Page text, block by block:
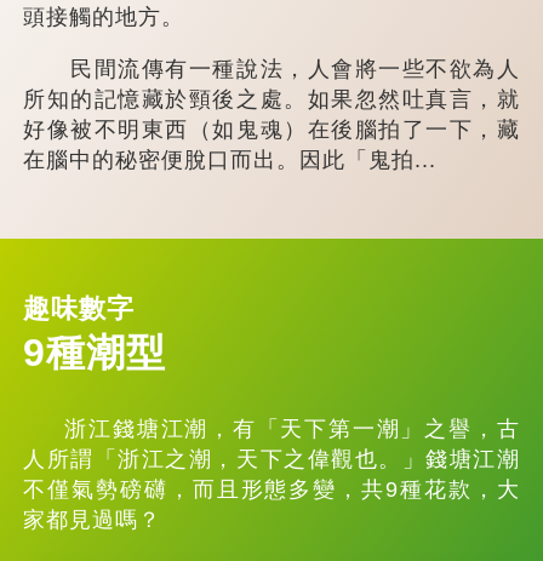
頭接觸的地方。
民間流傳有一種說法，人會將一些不欲為人
所知的記憶藏於頸後之處。如果忽然吐真言，就
好像被不明東西（如鬼魂）在後腦拍了一下，藏
在腦中的秘密便脫口而出。因此「鬼拍...
趣味數字
9種潮型
浙江錢塘江潮，有「天下第一潮」之譽，古
人所謂「浙江之潮，天下之偉觀也。」錢塘江潮
不僅氣勢磅礴，而且形態多變，共9種花款，大
家都見過嗎？